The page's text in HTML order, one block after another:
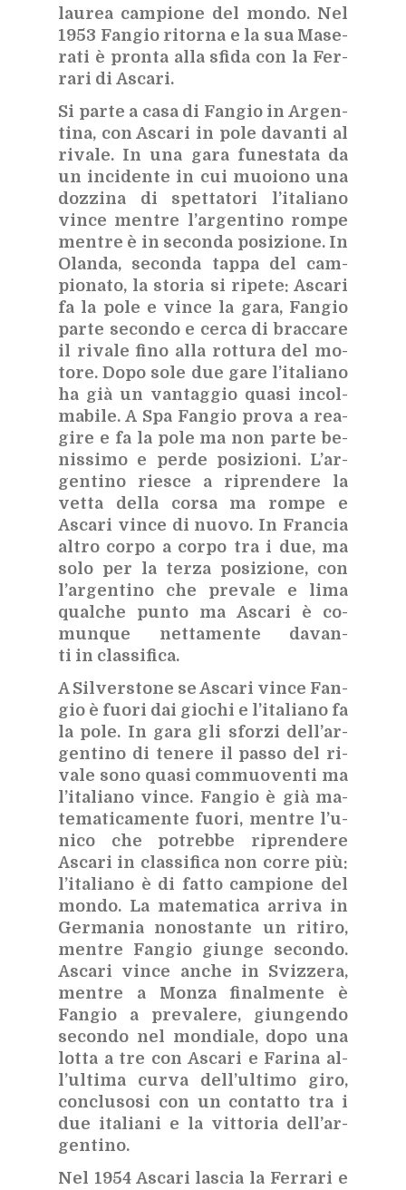
lau­rea cam­pio­ne del mon­do. Nel
1953 Fan­gio ri­tor­na e la sua Ma­se­
ra­ti è pron­ta alla sfi­da con la Fer­
ra­ri di Asca­ri.
Si par­te a casa di Fan­gio in Ar­gen­
ti­na, con Asca­ri in pole da­van­ti al
ri­va­le. In una gara fu­ne­sta­ta da
un in­ci­den­te in cui muo­io­no una
doz­zi­na di spet­ta­to­ri l’i­ta­lia­no
vin­ce men­tre l’ar­gen­ti­no rom­pe
men­tre è in se­con­da po­si­zio­ne. In
Olan­da, se­con­da tap­pa del cam­
pio­na­to, la sto­ria si ri­pe­te: Asca­ri
fa la pole e vin­ce la gara, Fan­gio
par­te se­con­do e cer­ca di brac­ca­re
il ri­va­le fino alla rot­tu­ra del mo­
to­re. Dopo sole due gare l’i­ta­lia­no
ha già un van­tag­gio qua­si in­col­
ma­bi­le. A Spa Fan­gio pro­va a rea­
gi­re e fa la pole ma non par­te be­
nis­si­mo e per­de po­si­zio­ni. L’ar­
gen­ti­no rie­sce a ri­pren­de­re la
vet­ta del­la cor­sa ma rom­pe e
Asca­ri vin­ce di nuo­vo. In Fran­cia
al­tro cor­po a cor­po tra i due, ma
solo per la ter­za po­si­zio­ne, con
l’ar­gen­ti­no che pre­va­le e lima
qual­che pun­to ma Asca­ri è co­
mun­que net­ta­men­te da­van­
ti in clas­si­fi­ca.
A Sil­ver­sto­ne se Asca­ri vin­ce Fan­
gio è fuo­ri dai gio­chi e l’i­ta­lia­no fa
la pole. In gara gli sfor­zi del­l’ar­
gen­ti­no di te­ne­re il pas­so del ri­
va­le sono qua­si com­muo­ven­ti ma
l’i­ta­lia­no vin­ce. Fan­gio è già ma­
te­ma­ti­ca­men­te fuo­ri, men­tre l’u­
ni­co che po­treb­be ri­pren­de­re
Asca­ri in clas­si­fi­ca non cor­re più:
l’i­ta­lia­no è di fat­to cam­pio­ne del
mon­do. La ma­te­ma­ti­ca ar­ri­va in
Ger­ma­nia no­no­stan­te un ri­ti­ro,
men­tre Fan­gio giun­ge se­con­do.
Asca­ri vin­ce an­che in Sviz­ze­ra,
men­tre a Mon­za fi­nal­men­te è
Fan­gio a pre­va­le­re, giun­gen­do
se­con­do nel mon­dia­le, dopo una
lot­ta a tre con Asca­ri e Fa­ri­na al­
l’ul­ti­ma cur­va del­l’ul­ti­mo giro,
con­clu­so­si con un con­tat­to tra i
due ita­lia­ni e la vit­to­ria del­l’ar­
gen­ti­no.
Nel 1954 Asca­ri la­scia la Fer­ra­ri e